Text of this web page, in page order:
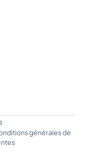
générales de